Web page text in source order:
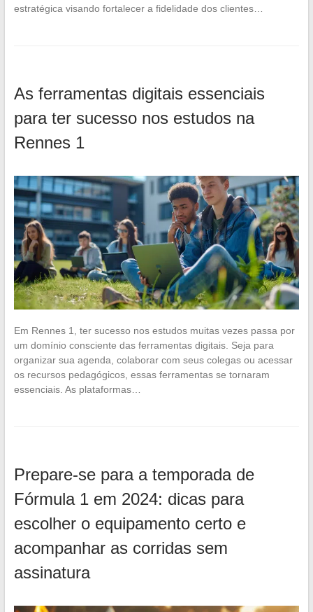
estratégica visando fortalecer a fidelidade dos clientes…
As ferramentas digitais essenciais
para ter sucesso nos estudos na
Rennes 1
Em Rennes 1, ter sucesso nos estudos muitas vezes passa por
um domínio consciente das ferramentas digitais. Seja para
organizar sua agenda, colaborar com seus colegas ou acessar
os recursos pedagógicos, essas ferramentas se tornaram
essenciais. As plataformas…
Prepare-se para a temporada de
Fórmula 1 em 2024: dicas para
escolher o equipamento certo e
acompanhar as corridas sem
assinatura